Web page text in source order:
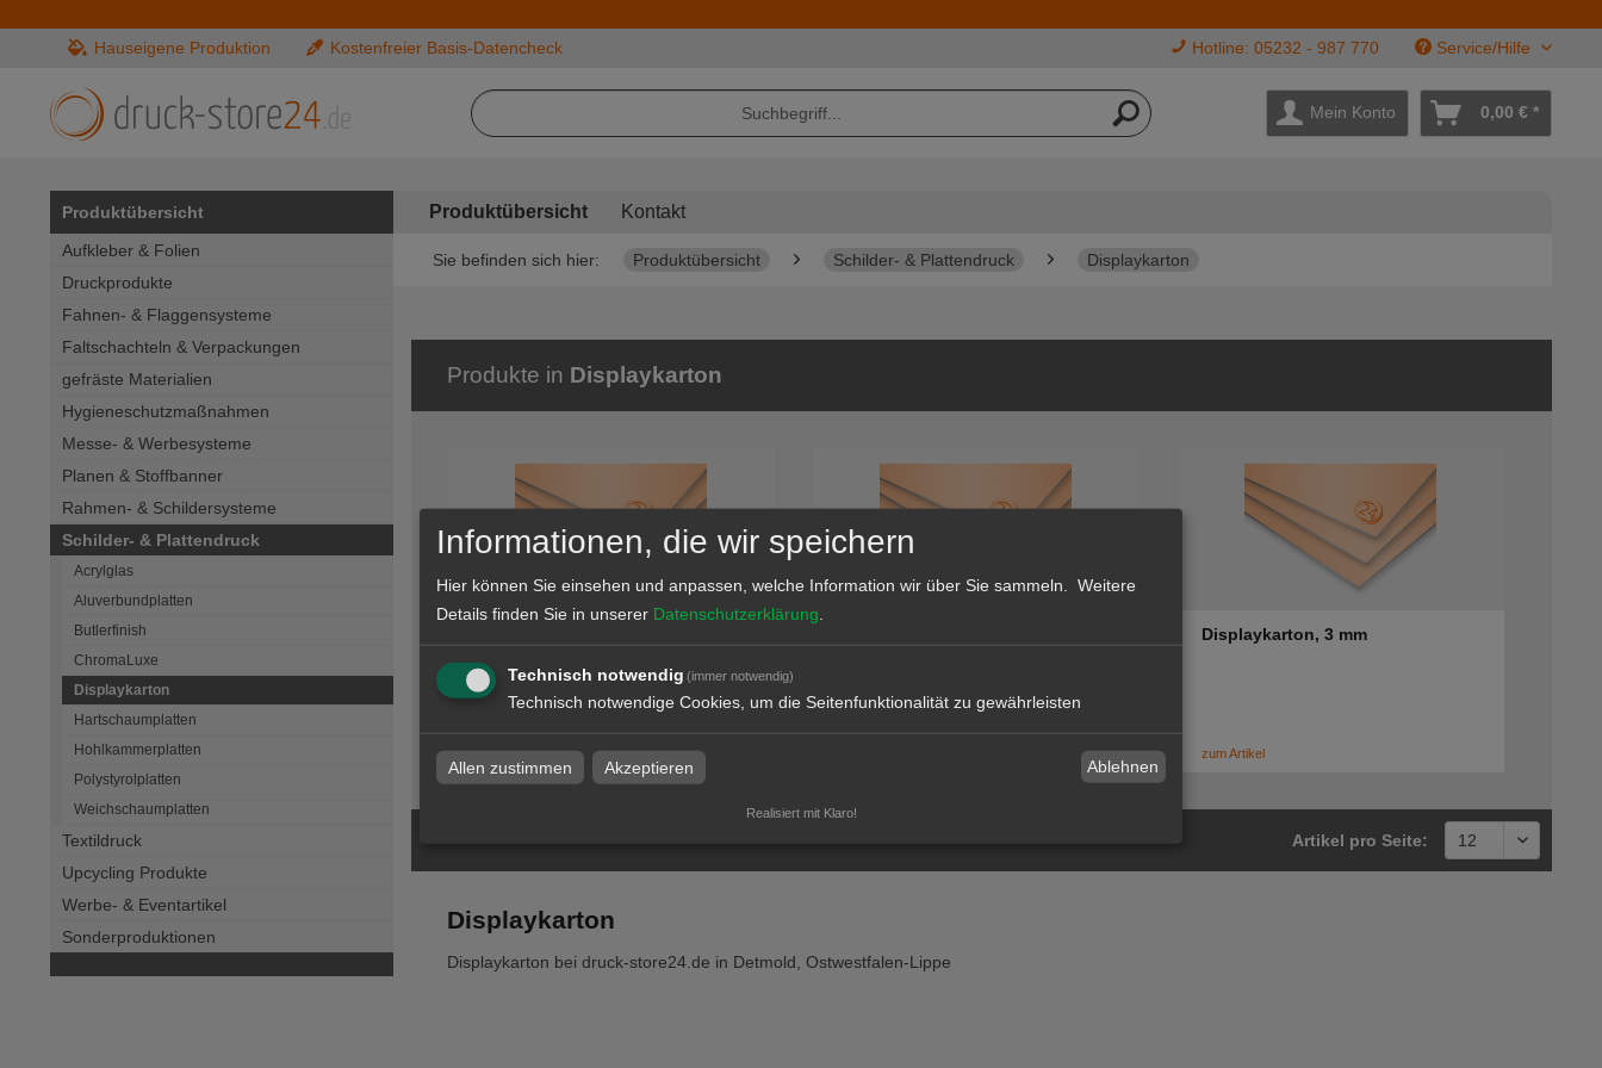
Hauseigene Produktion Kostenfreier Basis-Datencheck Hotline: 05232 - 987 770 Service/Hilfe
Mein Konto 0,00 € *
Produktübersicht
Aufkleber & Folien
Druckprodukte
Fahnen- & Flaggensysteme
Faltschachteln & Verpackungen
gefräste Materialien
Hygieneschutzmaßnahmen
Messe- & Werbesysteme
Planen & Stoffbanner
Rahmen- & Schildersysteme
Schilder- & Plattendruck
Acrylglas
Aluverbundplatten
Butlerfinish
ChromaLuxe
Displaykarton
Hartschaumplatten
Hohlkammerplatten
Polystyrolplatten
Weichschaumplatten
Textildruck
Upcycling Produkte
Werbe- & Eventartikel
Sonderproduktionen
Produktübersicht Kontakt
Sie befinden sich hier: Produktübersicht Schilder- & Plattendruck Displaykarton
Produkte in Displaykarton
zum Artikel
Displaykarton, 3 mm
zum Artikel
Artikel pro Seite:
Displaykarton
Displaykarton bei druck-store24.de in Detmold, Ostwestfalen-Lippe
Informationen, die wir speichern
Hier können Sie einsehen und anpassen, welche Information wir über Sie sammeln.
Weitere
Details finden Sie in unserer Datenschutzerklärung
Technisch notwendig (immer notwendig)
Technisch notwendige Cookies, um die Seitenfunktionalität zu gewährleisten
Allen zustimmen Akzeptieren Ablehnen
Realisiert mit Klaro!